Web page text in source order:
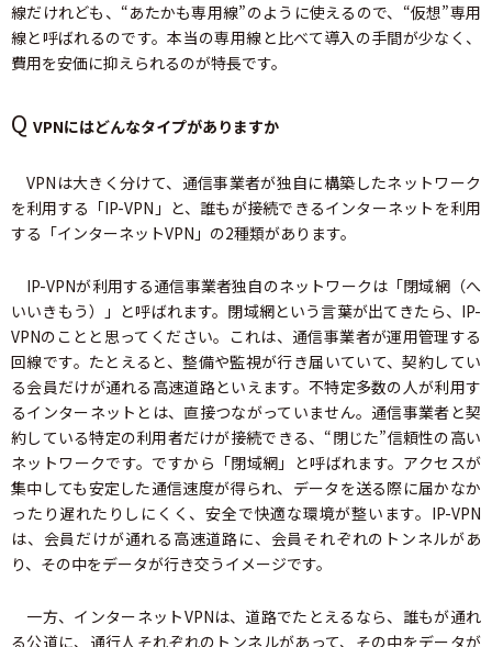
線だけれども、“あたかも専用線”のように使えるので、“仮想”専用
線と呼ばれるのです。本当の専用線と比べて導入の手間が少なく、
費用を安価に抑えられるのが特長です。
Q VPNにはどんなタイプがありますか
VPNは大きく分けて、通信事業者が独自に構築したネットワーク
を利用する「IP-VPN」と、誰もが接続できるインターネットを利用
する「インターネットVPN」の2種類があります。
IP-VPNが利用する通信事業者独自のネットワークは「閉域網（へ
いいきもう）」と呼ばれます。閉域網という言葉が出てきたら、IP-
VPNのことと思ってください。これは、通信事業者が運用管理する
回線です。たとえると、整備や監視が行き届いていて、契約してい
る会員だけが通れる高速道路といえます。不特定多数の人が利用す
るインターネットとは、直接つながっていません。通信事業者と契
約している特定の利用者だけが接続できる、“閉じた”信頼性の高い
ネットワークです。ですから「閉域網」と呼ばれます。アクセスが
集中しても安定した通信速度が得られ、データを送る際に届かなか
ったり遅れたりしにくく、安全で快適な環境が整います。IP-VPN
は、会員だけが通れる高速道路に、会員それぞれのトンネルがあ
り、その中をデータが行き交うイメージです。
一方、インターネットVPNは、道路でたとえるなら、誰もが通れ
る公道に、通行人それぞれのトンネルがあって、その中をデータが